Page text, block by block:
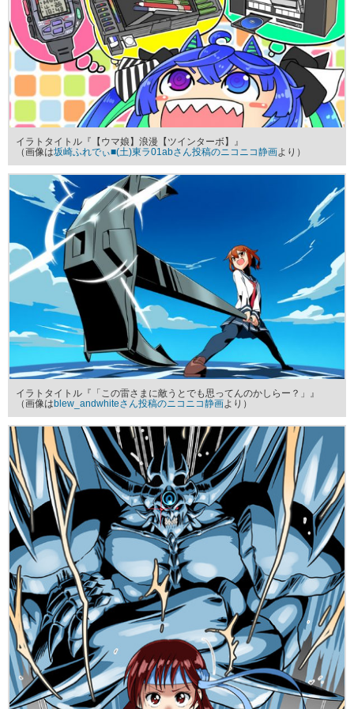
イラトタイトル『【ウマ娘】浪漫【ツインターボ】』
（画像は坂崎ふれでぃ■(土)東ラ01abさん投稿のニコニコ静画より）
イラトタイトル『「この雷さまに敵うとでも思ってんのかしらー？」』
（画像はblew_andwhiteさん投稿のニコニコ静画より）